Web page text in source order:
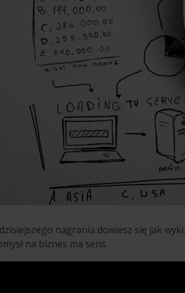
nagrania dowiesz się jak
na biznes ma sens.